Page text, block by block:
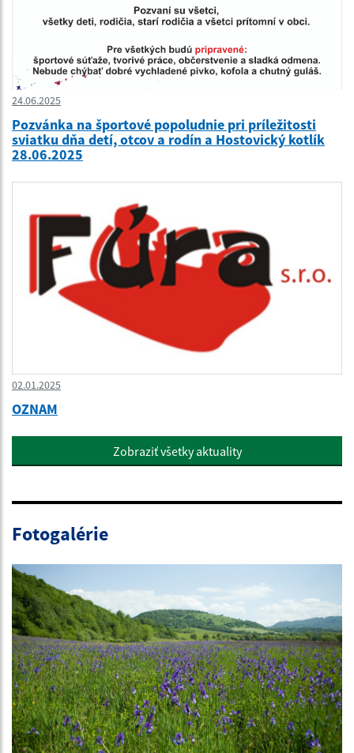
24.06.2025
Pozvánka na športové popoludnie pri príležitosti
sviatku dňa detí, otcov a rodín a Hostovický kotlík
28.06.2025
02.01.2025
OZNAM
Zobraziť všetky aktuality
Fotogalérie